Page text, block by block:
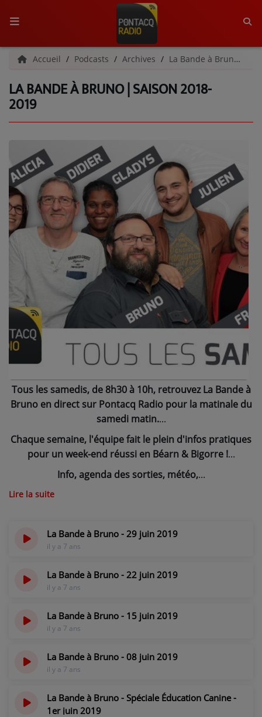
ACCUEIL
RADIO
GRILLE DES PROGRAMMES
C'ÉTAIT QUOI CE TITRE ?
MÉDIAS
PODCASTS - SAISON 2026/2027
NOS PROGRAMMES COURTS
ARCHIVES - SAISONS PASSÉES
VOS ÉMISSIONS EN IMAGES
PHOTOS
VOTRE PUBLICITÉ SUR PONTACQ RADIO
ÉDUCATION AUX MÉDIAS ET À
L'INFORMATION
EN QUOI ÇA CONSISTE ?
PARTICIPEZ
RECRUTEMENT
VENEZ DANS LE PUBLIC !
L'ŒIL DE L'OIE | PRÉSENTATION
VIDÉOS | L’ŒIL DE L'OIE
Accueil Podcasts Archives La Bande à Bruno | Archives
LA BANDE À BRUNO | SAISON 2018-
2019
Tous les samedis, de 8h30 à 10h, retrouvez La Bande à
Bruno en direct sur Pontacq Radio pour la matinale du
samedi matin.
Chaque semaine, l'équipe fait le plein d'infos pratiques
pour un week-end réussi en Béarn & Bigorre !
Info, agenda des sorties, météo,
Lire la suite
La Bande à Bruno - 29 juin 2019
il y a 7 ans
La Bande à Bruno - 22 juin 2019
il y a 7 ans
La Bande à Bruno - 15 juin 2019
il y a 7 ans
La Bande à Bruno - 08 juin 2019
il y a 7 ans
La Bande à Bruno - Spéciale Éducation Canine -
1er juin 2019